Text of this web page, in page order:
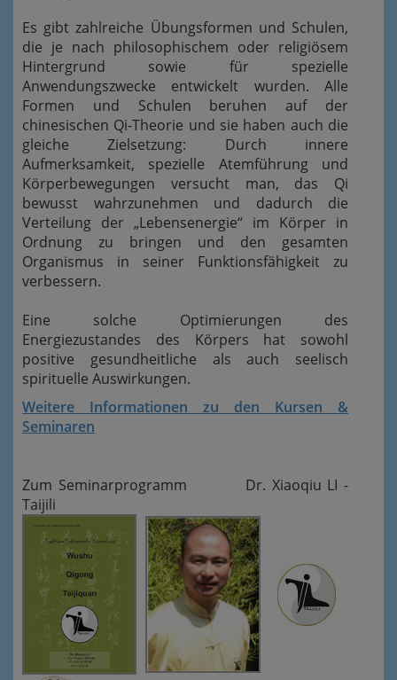
Es gibt zahlreiche Übungsformen und Schulen,
die je nach philosophischem oder religiösem
Hintergrund sowie für spezielle
Anwendungszwecke entwickelt wurden. Alle
Formen und Schulen beruhen auf der
chinesischen Qi-Theorie und sie haben auch die
gleiche Zielsetzung: Durch innere
Aufmerksamkeit, spezielle Atemführung und
Körperbewegungen versucht man, das Qi
bewusst wahrzunehmen und dadurch die
Verteilung der „Lebensenergie“ im Körper in
Ordnung zu bringen und den gesamten
Organismus in seiner Funktionsfähigkeit zu
verbessern.
Eine solche Optimierungen des
Energiezustandes des Körpers hat sowohl
positive gesundheitliche als auch seelisch
spirituelle Auswirkungen.
Weitere Informationen zu den Kursen &
Seminaren
Zum Seminarprogramm Dr. Xiaoqiu LI -
Taijili